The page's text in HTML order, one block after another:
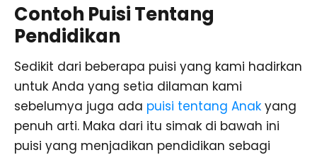
Contoh Puisi Tentang
Pendidikan
Sedikit dari beberapa puisi yang kami hadirkan
untuk Anda yang setia dilaman kami
sebelumya juga ada puisi tentang Anak yang
penuh arti. Maka dari itu simak di bawah ini
puisi yang menjadikan pendidikan sebagi